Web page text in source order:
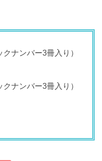
ナンバー3冊入り）
ナンバー3冊入り）